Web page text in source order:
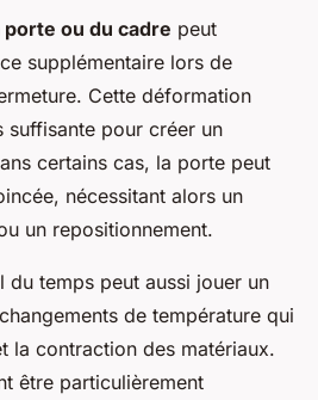
ou du cadre peut
supplémentaire lors de
Cette déformation
suffisante pour créer un
certains cas, la porte peut
nécessitant alors un
un repositionnement.
du temps peut aussi jouer un
de température qui
la contraction des matériaux.
être particulièrement